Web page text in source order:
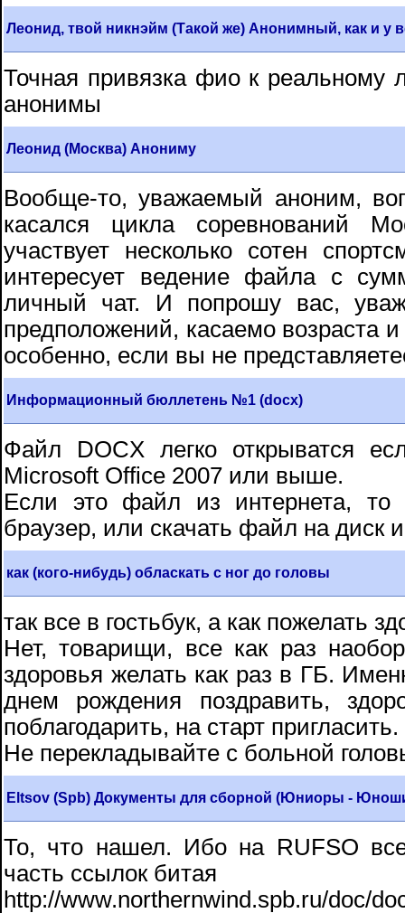
Леонид, твой никнэйм (Такой же) Анонимный, как и у
Точная привязка фио к реальному
анонимы
Леонид (Москва) Анониму
Вообще-то, уважаемый аноним,
касался цикла соревнований
участвует несколько сотен
интересует ведение файла с
личный чат. И попрошу вас,
предположений, касаемо возраста
особенно, если вы не
Информационный бюллетень №1 (docx)
Файл DOCX легко открыватся
Microsoft Office 2007 или выше.
Если это файл из интернета, то
браузер, или скачать файл на диск
как (кого-нибудь) обласкать с ног до головы
так все в гостьбук, а как пожелать
Нет, товарищи, все как раз
здоровья желать как раз в ГБ.
днем рождения поздравить,
поблагодарить, на старт пригласить.
Не перекладывайте с больной
Eltsov (Spb) Документы для сборной (Юниоры -
То, что нашел. Ибо на RUFSO
часть ссылок битая
http://www.northernwind.spb.ru/doc/